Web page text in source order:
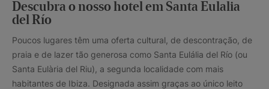
Descubra o nosso hotel em Santa Eulalia
del Río
Poucos lugares têm uma oferta cultural, de descontração, de
praia e de lazer tão generosa como Santa Eulália del Río (ou
Santa Eulària del Riu), a segunda localidade com mais
habitantes de Ibiza. Designada assim graças ao único leito